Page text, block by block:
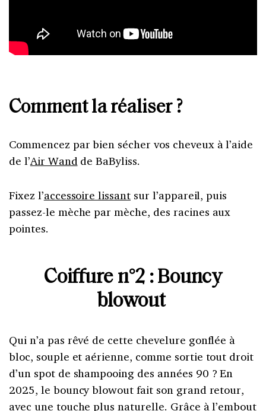
Comment la réaliser ?
Commencez par bien sécher vos cheveux à l’aide
de l’Air Wand de BaByliss.
Fixez l’accessoire lissant sur l’appareil, puis
passez-le mèche par mèche, des racines aux
pointes.
Coiffure n°2 : Bouncy
blowout
Qui n’a pas rêvé de cette chevelure gonflée à
bloc, souple et aérienne, comme sortie tout droit
d’un spot de shampooing des années 90 ? En
2025, le bouncy blowout fait son grand retour,
avec une touche plus naturelle. Grâce à l’embout